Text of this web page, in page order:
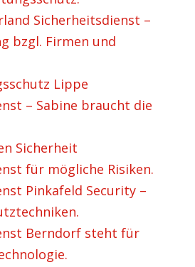
Sicherheitsdienst –
bzgl. Firmen und
Lippe
– Sabine braucht die
Sicherheit
für mögliche Risiken.
Pinkafeld Security –
Berndorf steht für